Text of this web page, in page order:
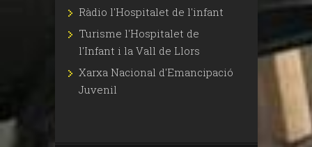
Ràdio l'Hospitalet de l'infant
Turisme l'Hospitalet de
l'Infant i la Vall de Llors
Xarxa Nacional d'Emancipació
Juvenil